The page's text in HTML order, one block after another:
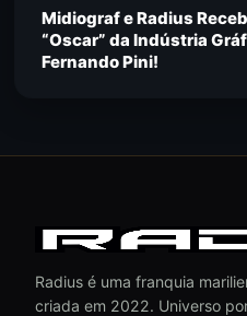
Midiograf e Radius
“Oscar” da Indústria
Fernando Pini!
Radius é uma franquia
criada em 2022. Universo